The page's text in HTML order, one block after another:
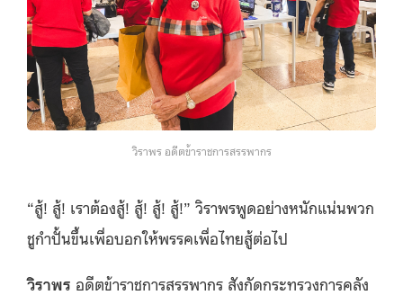
วิราพร อดีตข้าราชการสรรพากร
“สู้! สู้! เราต้องสู้! สู้! สู้! สู้!” วิราพรพูดอย่างหนักแน่นพวก
ชูกำปั้นขึ้นเพื่อบอกให้พรรคเพื่อไทยสู้ต่อไป
วิราพร อดีตข้าราชการสรรพากร สังกัดกระทรวงการคลัง